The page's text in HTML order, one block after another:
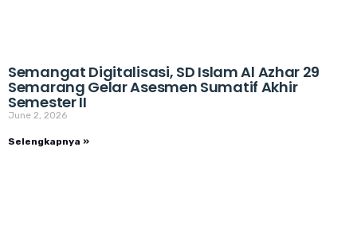
Semangat Digitalisasi, SD Islam Al Azhar 29
Semarang Gelar Asesmen Sumatif Akhir
Semester II
June 2, 2026
Selengkapnya »